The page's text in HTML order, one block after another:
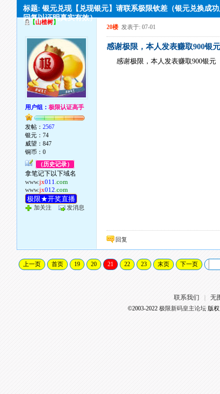
标题: 银元兑现【兑现银元】请联系极限钦差（银元兑换成
回复以证明真实有效）
【山楂树】
用户组：极限认证高手
发帖：2567
银元：74
威望：847
铜币：0
（历史记录）
拿笔记下以下域名
www.jx011.com
www.jx012.com
极限★开奖直播
加关注 发消息
20楼 发表于: 07-01
感谢极限，本人发表赚取900银
感谢极限，本人发表赚取900银元
回复
上一页 首页 19 20 21 22 23 末页 下一页
联系我们 无
©2003-2022 极限新码皇主论坛版权